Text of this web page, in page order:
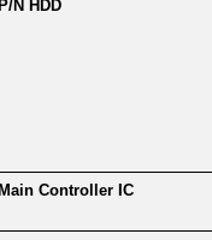
N HDD
Controller IC